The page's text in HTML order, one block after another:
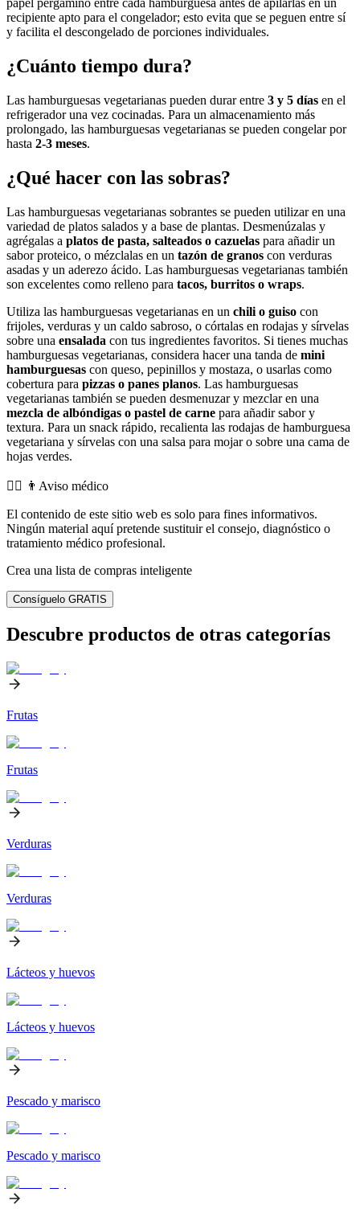
papel pergamino entre cada hamburguesa antes de apilarlas en un
recipiente apto para el congelador; esto evita que se peguen entre sí
y facilita el descongelado de porciones individuales.
¿Cuánto tiempo dura?
Las hamburguesas vegetarianas pueden durar entre 3 y 5 días en el
refrigerador una vez cocinadas. Para un almacenamiento más
prolongado, las hamburguesas vegetarianas se pueden congelar por
hasta 2-3 meses.
¿Qué hacer con las sobras?
Las hamburguesas vegetarianas sobrantes se pueden utilizar en una
variedad de platos salados y a base de plantas. Desmenúzalas y
agrégalas a platos de pasta, salteados o cazuelas para añadir un
sabor proteico, o mézclalas en un tazón de granos con verduras
asadas y un aderezo ácido. Las hamburguesas vegetarianas también
son excelentes como relleno para tacos, burritos o wraps.
Utiliza las hamburguesas vegetarianas en un chili o guiso con
frijoles, verduras y un caldo sabroso, o córtalas en rodajas y sírvelas
sobre una ensalada con tus ingredientes favoritos. Si tienes muchas
hamburguesas vegetarianas, considera hacer una tanda de mini
hamburguesas con queso, pepinillos y mostaza, o usarlas como
cobertura para pizzas o panes planos. Las hamburguesas
vegetarianas también se pueden desmenuzar y mezclar en una
mezcla de albóndigas o pastel de carne para añadir sabor y
textura. Para un snack rápido, recalienta las rodajas de hamburguesa
vegetariana y sírvelas con una salsa para mojar o sobre una cama de
hojas verdes.
👨‍⚕️️ 👨Aviso médico
El contenido de este sitio web es solo para fines informativos.
Ningún material aquí pretende sustituir el consejo, diagnóstico o
tratamiento médico profesional.
Crea una lista de compras inteligente
Consíguelo GRATIS
Descubre productos de otras categorías
Frutas
Frutas
Verduras
Verduras
Lácteos y huevos
Lácteos y huevos
Pescado y marisco
Pescado y marisco